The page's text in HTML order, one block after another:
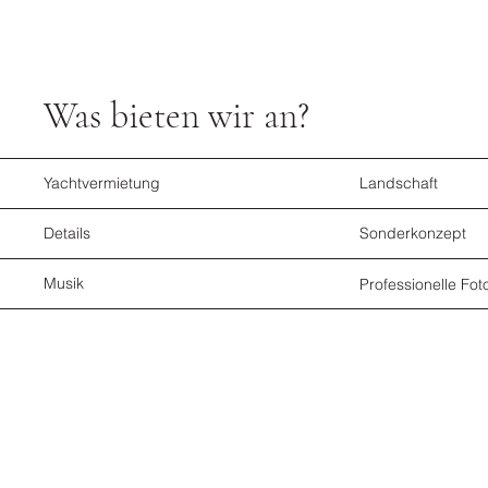
​Was bieten wir an?
​Yachtvermietung ​Landschaft
​Details ​Sonderkonzept
​Musik ​Professionelle